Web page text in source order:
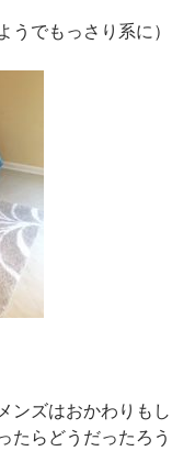
うでもっさり系に）
ンズはおかわりもし
たらどうだったろう